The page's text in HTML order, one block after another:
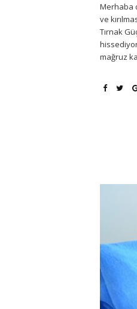
Merhaba
ve
Tırnak
mağruz